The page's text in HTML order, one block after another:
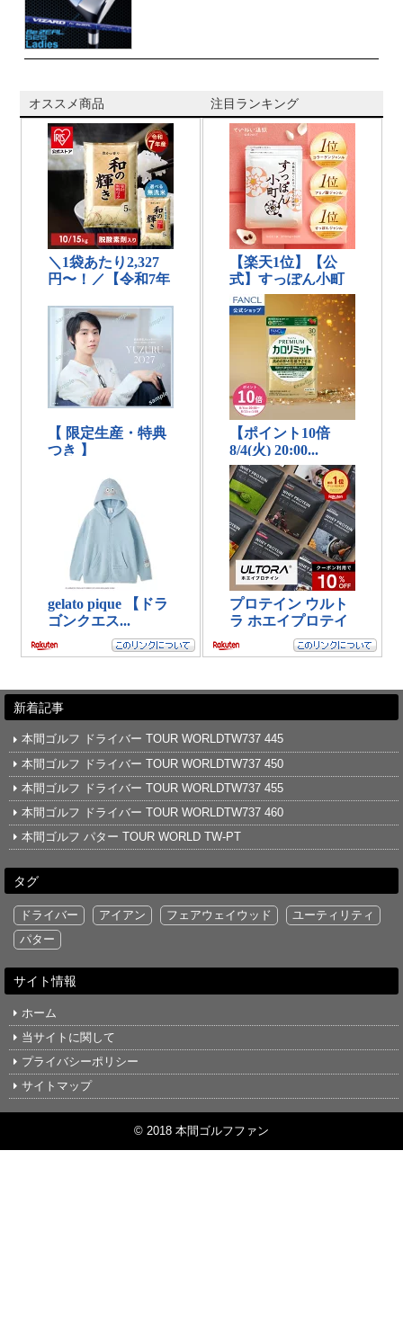
オススメ商品 注目ランキング
新着記事
本間ゴルフ ドライバー TOUR WORLDTW737 445
本間ゴルフ ドライバー TOUR WORLDTW737 450
本間ゴルフ ドライバー TOUR WORLDTW737 455
本間ゴルフ ドライバー TOUR WORLDTW737 460
本間ゴルフ パター TOUR WORLD TW-PT
タグ
ドライバー アイアン フェアウェイウッド
ユーティリティ
パター
サイト情報
ホーム
当サイトに関して
プライバシーポリシー
サイトマップ
© 2018 本間ゴルフファン